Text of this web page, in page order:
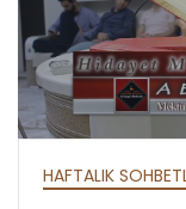
HAFTALIK